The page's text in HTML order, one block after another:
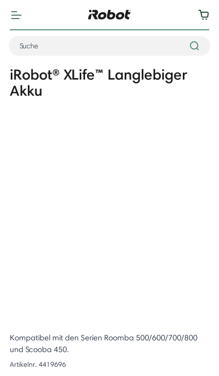
iRobot® XLife™ Langlebiger
Akku
Kompatibel mit den Serien Roomba 500/600/700/800
und Scooba 450.
Artikelnr. 4419696